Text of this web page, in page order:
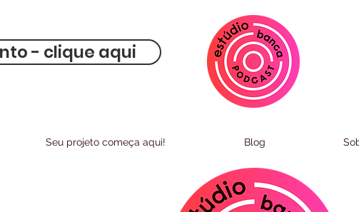
- clique aqui
Seu projeto começa aqui! Blog